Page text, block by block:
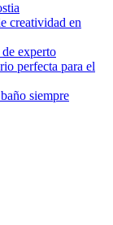
creatividad en
experto
perfecta para el
siempre